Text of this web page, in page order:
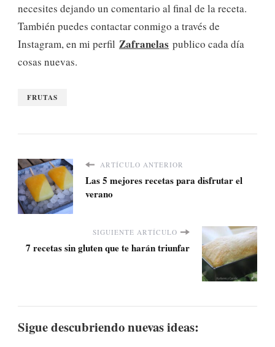
necesites dejando un comentario al final de la receta.
También puedes contactar conmigo a través de
Instagram, en mi perfil Zafranelas publico cada día
cosas nuevas.
FRUTAS
ARTÍCULO ANTERIOR
Las 5 mejores recetas para disfrutar el
verano
SIGUIENTE ARTÍCULO
7 recetas sin gluten que te harán triunfar
Sigue descubriendo nuevas ideas: